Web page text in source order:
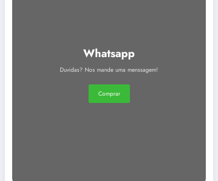
Whatsapp
Duvidas? Nos mande uma menssagem!
Comprar